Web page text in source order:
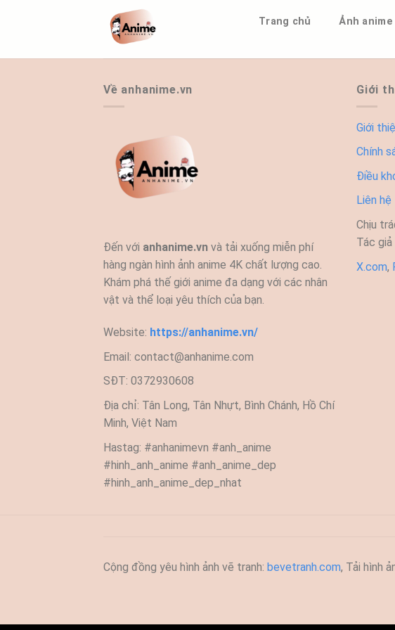
dung
Trang chủ Ảnh
Về anhanime.vn
Đến với anhanime.vn và tải xuống miễn phí
hàng ngàn hình ảnh anime 4K chất lượng cao.
Khám phá thế giới anime đa dạng với các nhân
vật và thể loại yêu thích của bạn.
Website: https://anhanime.vn/
Email: contact@anhanime.com
SĐT: 0372930608
Địa chỉ: Tân Long, Tân Nhựt, Bình Chánh, Hồ Chí
Minh, Việt Nam
Hastag: #anhanimevn #anh_anime
#hinh_anh_anime #anh_anime_dep
#hinh_anh_anime_dep_nhat
Giới
Giới
Chính
Điều
Liên hệ
Chịu
Tác giả
X.com,
Cộng đồng yêu hình ảnh vẽ tranh: bevetranh.com, Tải hình